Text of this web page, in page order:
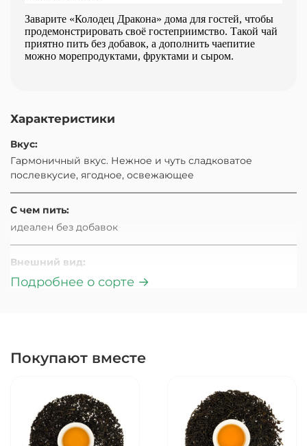
Заварите «Колодец Дракона» дома для гостей, чтобы
продемонстрировать своё гостеприимство. Такой чай
приятно пить без добавок, а дополнить чаепитие
можно морепродуктами, фруктами и сыром.
Характеристики
Вкус:
Гармоничный вкус. Нежное и чуть сладковатое
послевкусие, ягодное, освежающее
С чем пить:
идеален без добавок
Внешний вид:
Нежные, молодые, светло-зеленые, миниатюрные
Король китайских зеленых чаёв, удивительно яркий и
который запоминается сразу и навсегда
Страна происхождения:
Китай
Подробнее о сорте →
Покупают вместе